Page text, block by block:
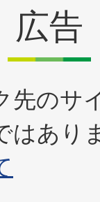
広告
先のサ
はあり